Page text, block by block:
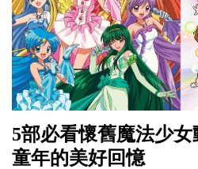
5部必看懷舊魔法少
童年的美好回憶